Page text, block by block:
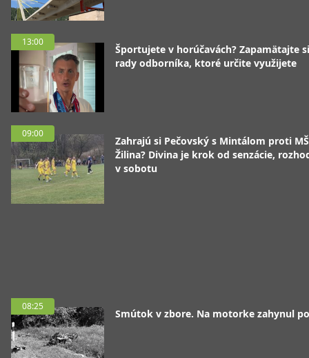
13:00
Športujete v horúčavách? Zapamätajte
rady odborníka, ktoré určite využijete
09:00
Zahrajú si Pečovský s Mintálom proti
Žilina? Divina je krok od senzácie,
v sobotu
08:25
Smútok v zbore. Na motorke zahynul